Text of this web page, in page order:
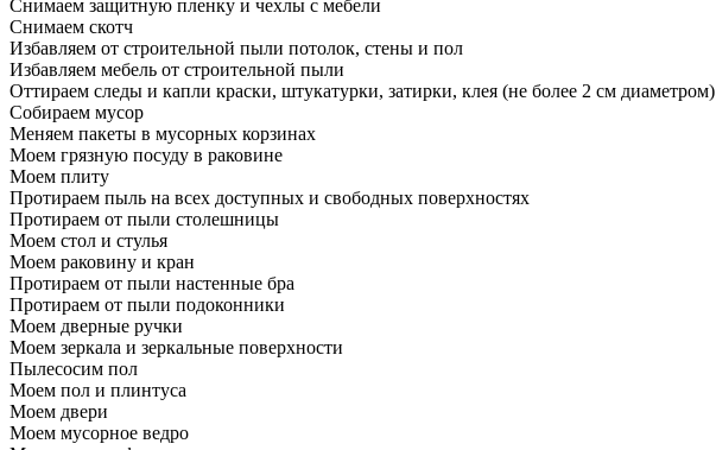
Снимаем защитную пленку и чехлы с мебели
Снимаем скотч
Избавляем от строительной пыли потолок, стены и пол
Избавляем мебель от строительной пыли
Оттираем следы и капли краски, штукатурки, затирки, клея (не более 2 см диаметром)
Собираем мусор
Меняем пакеты в мусорных корзинах
Моем грязную посуду в раковине
Моем плиту
Протираем пыль на всех доступных и свободных поверхностях
Протираем от пыли столешницы
Моем стол и стулья
Моем раковину и кран
Протираем от пыли настенные бра
Протираем от пыли подоконники
Моем дверные ручки
Моем зеркала и зеркальные поверхности
Пылесосим пол
Моем пол и плинтуса
Моем двери
Моем мусорное ведро